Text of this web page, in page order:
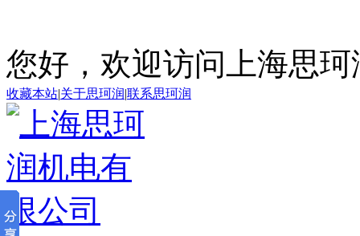
您好，欢迎访问上海思
收藏本站|关于思珂润|联系思珂润